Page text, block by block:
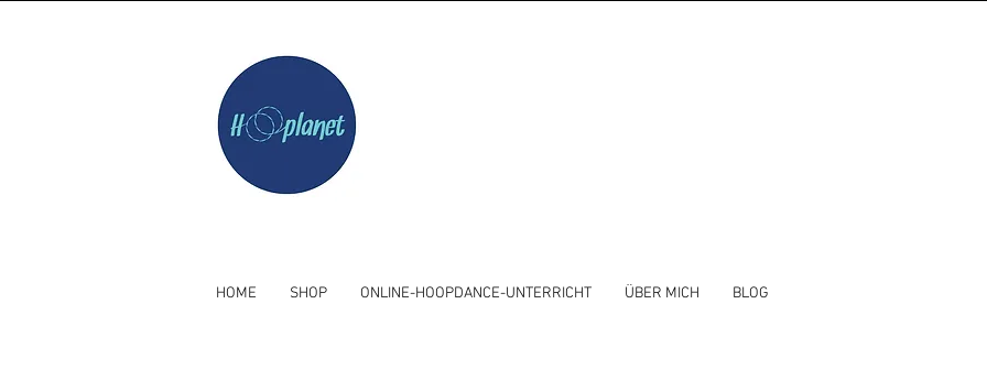
HOME SHOP ONLINE-HOOPDANCE-UNTERRICHT ÜBER MICH BLOG